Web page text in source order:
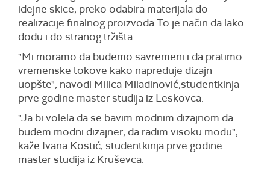
idejne skice, preko odabira materijala do
realizacije finalnog proizvoda.To je način da lako
dođu i do stranog tržišta.
"Mi moramo da budemo savremeni i da pratimo
vremenske tokove kako napreduje dizajn
uopšte", navodi Milica Miladinović,studentkinja
prve godine master studija iz Leskovca.
"Ja bi volela da se bavim modnim dizajnom da
budem modni dizajner, da radim visoku modu",
kaže Ivana Kostić, studentkinja prve godine
master studija iz Kruševca.